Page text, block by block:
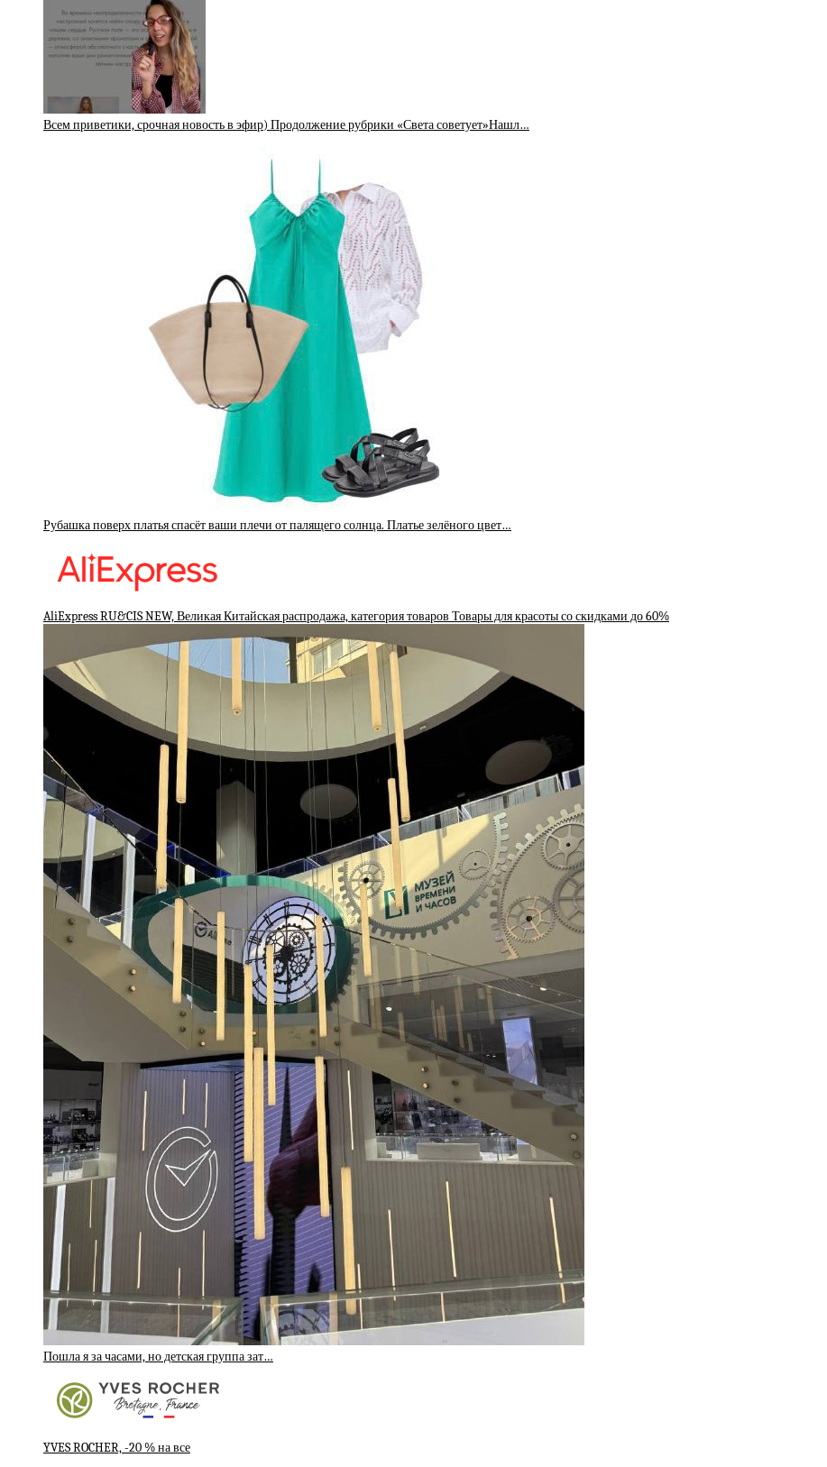
Всем приветики, срочная новость в эфир) Продолжение рубрики «Света советует»Нашл…
Рубашка поверх платья спасёт ваши плечи от палящего солнца. Платье зелёного цвет…
AliExpress RU&CIS NEW, Великая Китайская распродажа, категория товаров Товары для красоты со скидками до 60%
Пошла я за часами, но детская группа зат…
YVES ROCHER, -20 % на все